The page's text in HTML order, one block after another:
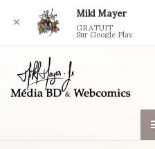
✕
Mikl Mayer
GRATUIT
Sur Google Play